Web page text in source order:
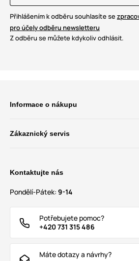
Přihlášením k odběru souhlasíte se
pro účely odběru newsletteru
Z odběru se můžete kdykoliv odhlásit.
Informace o nákupu
Zákaznický servis
Kontaktujte nás
Pondělí-Pátek: 9-14
Potřebujete pomoc?
+420 731 315 486
Máte dotazy a návrhy?